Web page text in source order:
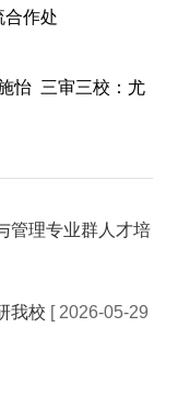
合作处
怡 三审三校：尤
管理专业群人才培
我校 [ 2026-05-29